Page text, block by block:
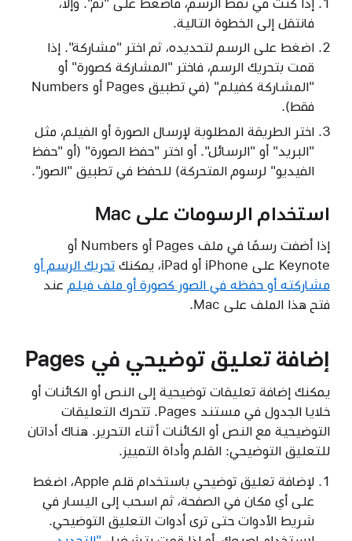
فانتقل إلى الخطوة التالية.
اضغط على الرسم لتحديده، ثم اختر "مشاركة". إذا
قمت بتحريك الرسم، فاختر "المشاركة كصورة" أو
"المشاركة كفيلم" (في تطبيق Pages أو Numbers
فقط).
اختر الطريقة المطلوبة لإرسال الصورة أو الفيلم، مثل
"البريد" أو "الرسائل". أو اختر "حفظ الصورة" (أو "حفظ
الفيديو" لرسوم المتحركة) للحفظ في تطبيق "الصور".
استخدام الرسومات على Mac
إذا أضفت رسمًا في ملف Pages أو Numbers أو
Keynote على iPhone أو iPad، يمكنك
تحريك الرسم أو
مشاركته أو حفظه في الصور كصورة أو ملف فيلم عند
فتح هذا الملف على Mac.
إضافة تعليق توضيحي في Pages
يمكنك إضافة تعليقات توضيحية إلى النص أو الكائنات أو
خلايا الجدول في مستند Pages. تتحرك التعليقات
التوضيحية مع النص أو الكائنات أثناء التحرير. هناك أداتان
للتعليق التوضيحي: القلم وأداة التمييز.
لإضافة تعليق توضيحي باستخدام قلم Apple، اضغط
على أي مكان في الصفحة، ثم اسحب إلى اليسار في
شريط الأدوات حتى ترى أدوات التعليق التوضيحي.